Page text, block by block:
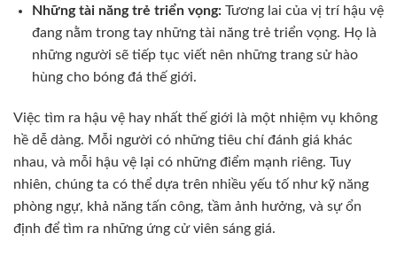
Những tài năng trẻ triển vọng: Tương lai của vị trí hậu vệ
đang nằm trong tay những tài năng trẻ triển vọng. Họ là
những người sẽ tiếp tục viết nên những trang sử hào
hùng cho bóng đá thế giới.
Việc tìm ra hậu vệ hay nhất thế giới là một nhiệm vụ không
hề dễ dàng. Mỗi người có những tiêu chí đánh giá khác
nhau, và mỗi hậu vệ lại có những điểm mạnh riêng. Tuy
nhiên, chúng ta có thể dựa trên nhiều yếu tố như kỹ năng
phòng ngự, khả năng tấn công, tầm ảnh hưởng, và sự ổn
định để tìm ra những ứng cử viên sáng giá.